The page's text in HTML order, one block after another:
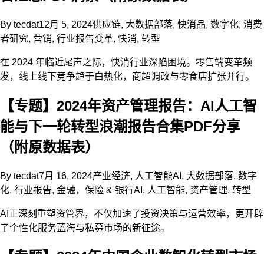
By tecdat12月 5, 2024供应链, 大数据部落, 快消品, 数字化, 消费
者研究, 营销, 行业报告变革, 快消, 转型
在 2024 年临近尾声之际，快消行业深陷困境。零售端变革频
发，线上线下竞争趋于白热化，商超调改与零食店扩张并行。
【专题】2024年资产管理报告：AI人工智
能与下一轮转型浪潮报告合集PDF分享
（附原数据表）
By tecdat7月 16, 2024产业经济, 人工智能AI , 大数据部落, 数字
化, 行业报告, 金融，保险 & 银行AI , 人工智能, 资产管理, 转型
AI正深刻重塑资管界，不仅加速了投资决策与运营效率，更开辟
了个性化服务蓝海与私募市场的新征途。